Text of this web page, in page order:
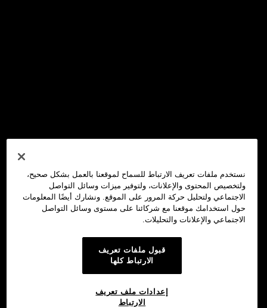
نستخدم ملفات تعريف الارتباط للسماح لموقعنا بالعمل بشكل صحيح،
ولتخصيص المحتوى والإعلانات، ولتوفير ميزات وسائل التواصل
الاجتماعي ولتحليل حركة المرور على الموقع. ونشارك أيضًا المعلومات
حول استخدامك موقعنا مع شركائنا على مستوى وسائل التواصل
الاجتماعي والإعلانات والتحليلات.
قبول ملفات تعريف
الارتباط كلها
إعدادات ملف تعريف
الارتباط